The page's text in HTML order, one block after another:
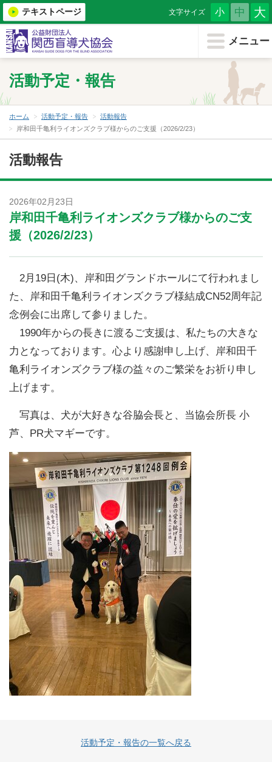
メニュー
テキストページ 文字サイズ 小 中 大
メニューを閉じる
協会について
盲導犬を知る
盲導犬を希望する
盲導犬クイール
職員募集について
サイトマップ
個人情報保護方針
ENGLISH
活動予定・報告
ホーム 活動予定・報告
活動報告
岸和田千亀利ライオンズクラブ様からのご支援（2026/2/23）
活動報告
2026年02月23日
岸和田千亀利ライオンズクラブ様からのご支
援（2026/2/23）
2月19日(木)、岸和田グランドホールにて行われまし
た、岸和田千亀利ライオンズクラブ様結成CN52周年記
念例会に出席して参りました。
1990年からの長きに渡るご支援は、私たちの大きな
力となっております。心より感謝申し上げ、岸和田千
亀利ライオンズクラブ様の益々のご繁栄をお祈り申し
上げます。
写真は、犬が大好きな谷脇会長と、当協会所長 小
芦、PR犬マギーです。
活動予定・報告の一覧へ戻る